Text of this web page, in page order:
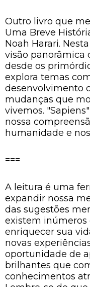
Outro livro que
Uma Breve
Noah Harari.
visão panorâmica
desde os
explora temas
desenvolvimento
mudanças que
vivemos.
nossa
humanidade e
===
A leitura é uma
expandir nossa
das sugestões
existem inúmeros
enriquecer sua
novas
oportunidade de
brilhantes que
conhecimentos